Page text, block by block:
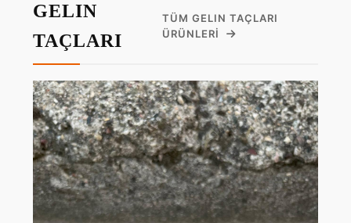
GELIN
TAÇLARI
TÜM GELIN TAÇLARI
ÜRÜNLERI